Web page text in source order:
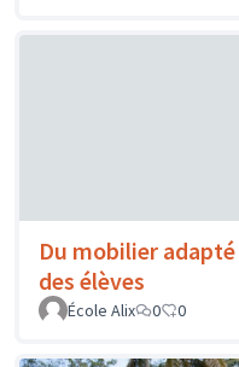
Du mobilier
des élèves
École Alix
0 0